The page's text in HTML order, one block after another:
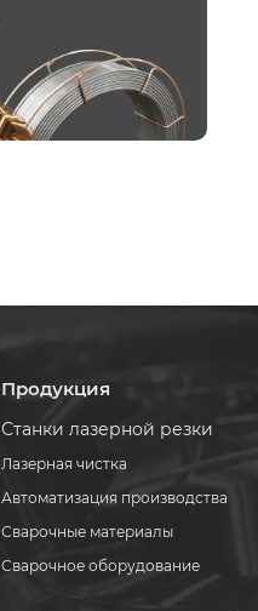
Продукция
Станки лазерной резки
Лазерная чистка
Автоматизация производства
Сварочные материалы
Сварочное оборудование